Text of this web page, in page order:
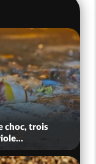
choc, trois